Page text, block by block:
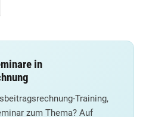
in
Training,
zum Thema? Auf